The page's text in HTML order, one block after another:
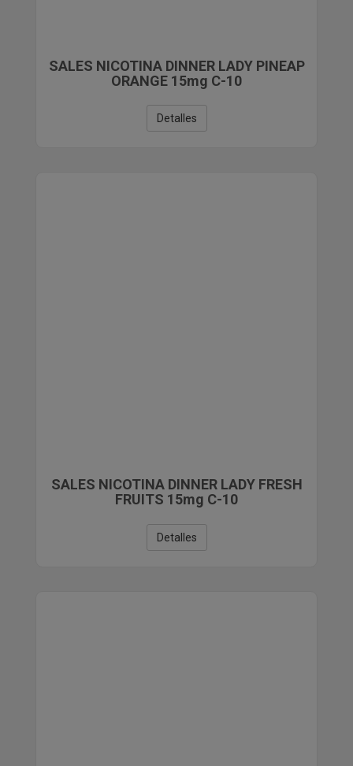
SALES NICOTINA DINNER LADY PINEAP
ORANGE 15mg C-10
Detalles
SALES NICOTINA DINNER LADY FRESH
FRUITS 15mg C-10
Detalles